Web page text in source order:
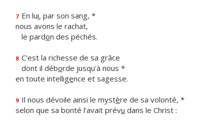
7 En lui, par son sang, *
nous avons le rachat,
le pardon des péchés.
8 C'est la richesse de sa grâce
dont il déborde jusqu'à nous *
en toute intelligence et sagesse.
9 Il nous dévoile ainsi le mystère de sa volonté, *
selon que sa bonté l'avait prévu dans le Christ :